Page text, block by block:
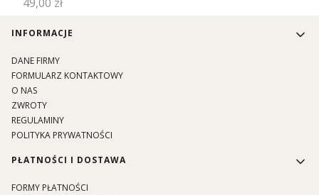
Linki w stopce
INFORMACJE
DANE FIRMY
FORMULARZ KONTAKTOWY
O NAS
ZWROTY
REGULAMINY
POLITYKA PRYWATNOŚCI
PŁATNOŚCI I DOSTAWA
FORMY PŁATNOŚCI